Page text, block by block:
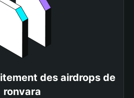
des airdrops de
ronvara